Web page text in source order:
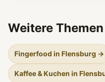
Weitere
Fingerfood in Flensburg →
Kaffee & Kuchen in